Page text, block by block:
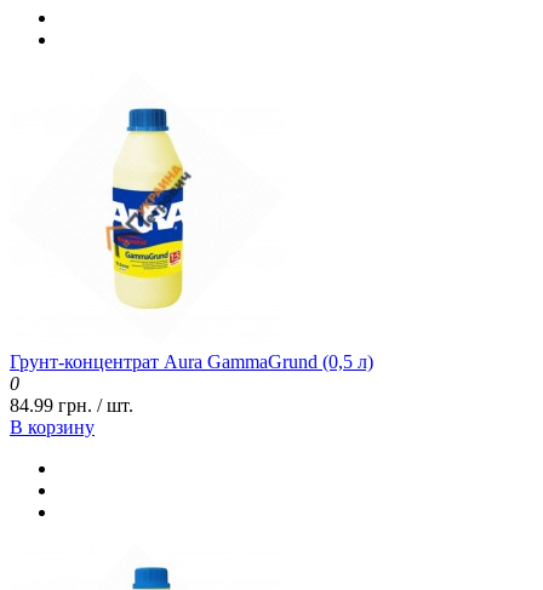
Грунт-концентрат Aura GammaGrund (0,5 л)
0
84.99 грн. / шт.
В корзину